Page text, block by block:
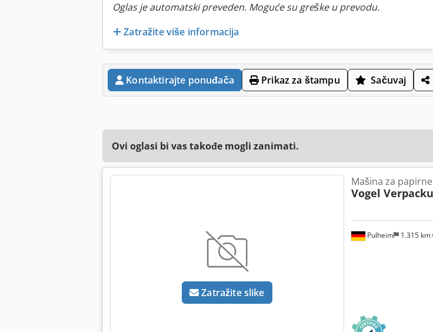
Oglas je automatski preveden. Moguće su greške u prevodu.
Zatražite više informacija
Kontaktirajte ponuđača Prikaz za štampu Sačuvaj
Ovi oglasi bi vas takođe mogli zanimati.
Zatražite slike
Pulheim 1.315 km
Mašina za
Vogel